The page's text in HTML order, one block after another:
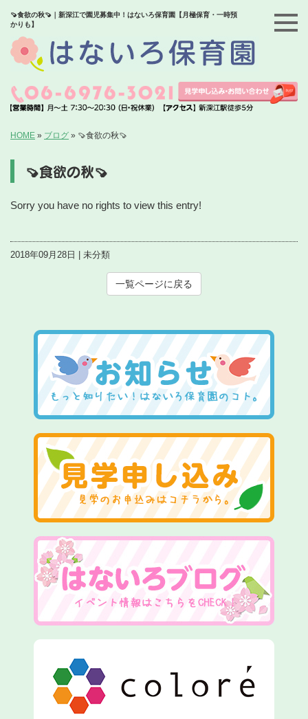
🍠食欲の秋🍠｜新深江で園児募集中！はないろ保育園【月極保育・一時預
かりも】
HOME » ブログ » 🍠食欲の秋🍠
🍠食欲の秋🍠
Sorry you have no rights to view this entry!
2018年09月28日 | 未分類
一覧ページに戻る